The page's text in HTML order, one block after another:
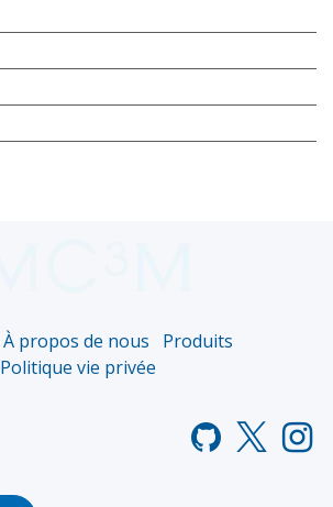
À propos de nous
Produits
Politique vie privée